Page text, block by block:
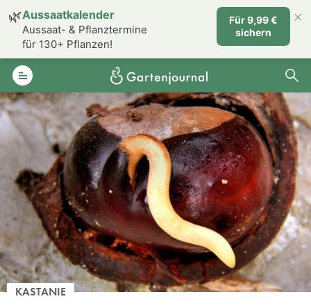
KASTANIE
🌿Aussaatkalender
Aussaat- & Pflanztermine
für 130+ Pflanzen!
Für 9,99 €
sichern
×